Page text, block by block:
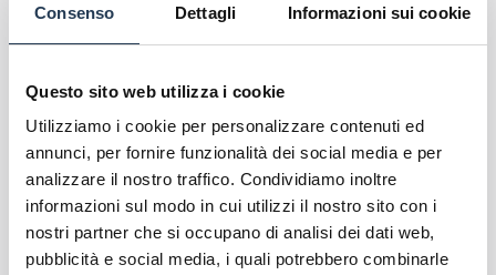
Consenso Dettagli Informazioni sui cookie
Questo sito web utilizza i cookie
Utilizziamo i cookie per personalizzare contenuti ed
annunci, per fornire funzionalità dei social media e per
analizzare il nostro traffico. Condividiamo inoltre
informazioni sul modo in cui utilizzi il nostro sito con i
nostri partner che si occupano di analisi dei dati web,
pubblicità e social media, i quali potrebbero combinarle
La Laurea in Gestione d’Impresa dell’ università
Mercatorum consente didiventare professionisti
nell’ambito della gestione aziendale
sbocchi occupazionali offerti sono all’interno di
imprese manifatturiere, imprese di servizi e
pubblica amministrazione per amministrazione e
finanza; logistica, project management e controllo
di gestione; analisi di settori industriali e
marketing industriale.